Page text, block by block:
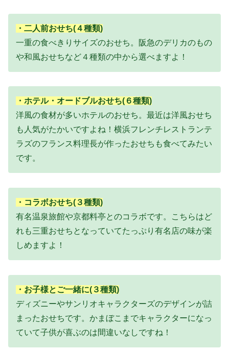
・二人前おせち(４種類)
一重の食べきりサイズのおせち。阪急のデリカのもの
や和風おせちなど４種類の中から選べますよ！
・ホテル・オードブルおせち(６種類)
洋風の食材が多いホテルのおせち。最近は洋風おせち
も人気がたかいですよね！横浜フレンチレストランテ
ラズのフランス料理長が作ったおせちも食べてみたい
です。
・コラボおせち(３種類)
有名温泉旅館や京都料亭とのコラボです。こちらはど
れも三重おせちとなっていてたっぷり有名店の味が楽
しめますよ！
・お子様とご一緒に(３種類)
ディズニーやサンリオキャラクターズのデザインが詰
まったおせちです。かまぼこまでキャラクターになっ
ていて子供が喜ぶのは間違いなしですね！